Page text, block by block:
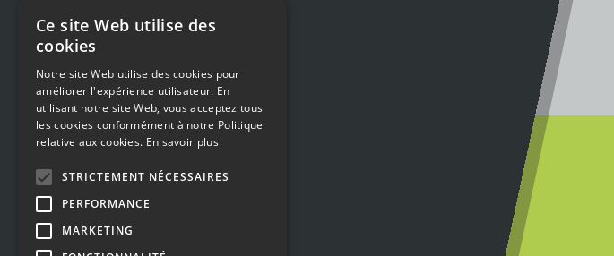
Ce site Web utilise des
cookies
Notre site Web utilise des cookies pour
améliorer l'expérience utilisateur. En
utilisant notre site Web, vous acceptez tous
les cookies conformément à notre Politique
relative aux cookies. En savoir plus
STRICTEMENT NÉCESSAIRES
PERFORMANCE
MARKETING